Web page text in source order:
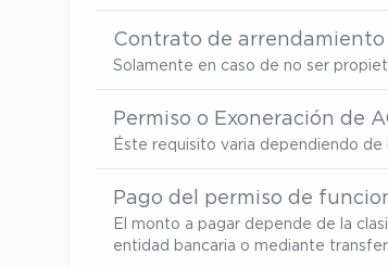
Contrato de arrendamiento
Solamente en caso de no ser
Permiso o Exoneración de
Éste requisito varia dependiendo
Pago del permiso de
El monto a pagar depende de la
entidad bancaria o mediante